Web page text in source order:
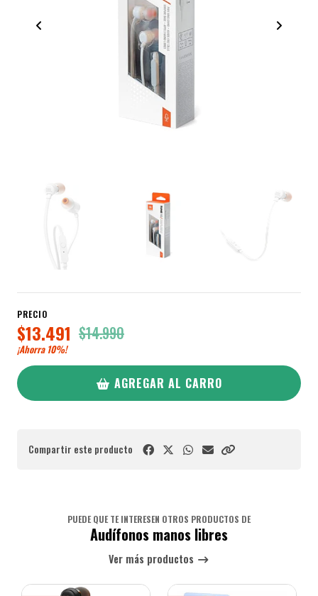
PRECIO
$13.491 $14.990
¡Ahorra 10%!
AGREGAR AL CARRO
Compartir este producto
PUEDE QUE TE INTERESEN OTROS PRODUCTOS DE
Audífonos manos libres
Ver más productos